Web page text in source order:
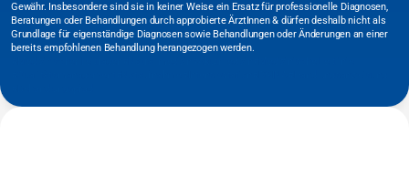
Gewähr. Insbesondere sind sie in keiner Weise ein Ersatz für professionelle Diagnosen,
Beratungen oder Behandlungen durch approbierte ÄrztInnen & dürfen deshalb nicht als
Grundlage für eigenständige Diagnosen sowie Behandlungen oder Änderungen an einer
bereits empfohlenen Behandlung herangezogen werden.